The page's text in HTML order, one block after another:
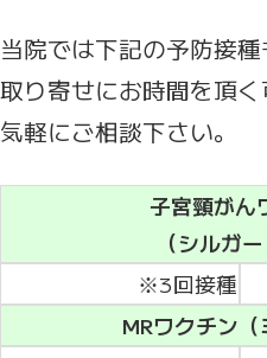
当院では下記の予防接種
取り寄せにお時間を頂
気軽にご相談下さい。
子宮頸がん
（シルガ
※3回接種
MRワクチン（